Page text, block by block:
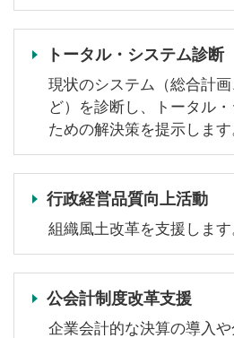
トータル・システム診断
現状のシステム（総合計
ど）を診断し、トータル
ための解決策を提示します
行政経営品質向上活動
組織風土改革を支援します
公会計制度改革支援
企業会計的な決算の導入